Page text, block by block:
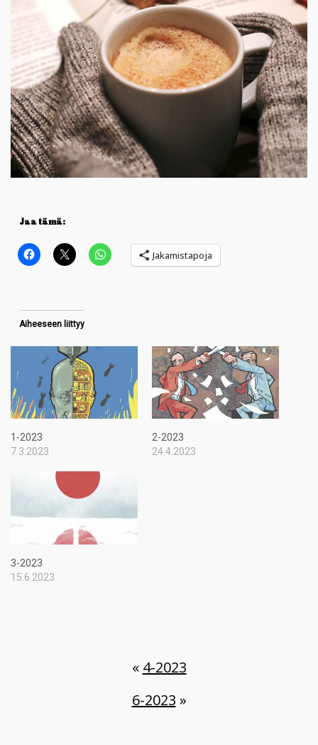
Jaa tämä:
Jakamistapoja
Aiheeseen liittyy
1-2023
7.3.2023
2-2023
24.4.2023
3-2023
15.6.2023
« 4-2023
6-2023 »